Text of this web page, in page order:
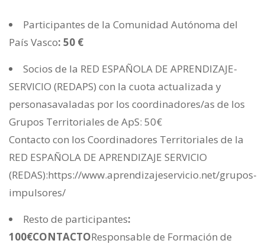
Participantes de la Comunidad Autónoma del
País Vasco: 50 €
Socios de la RED ESPAÑOLA DE APRENDIZAJE-
SERVICIO (REDAPS) con la cuota actualizada y
personasavaladas por los coordinadores/as de los
Grupos Territoriales de ApS: 50€
Contacto con los Coordinadores Territoriales de la
RED ESPAÑOLA DE APRENDIZAJE SERVICIO
(REDAS):https://www.aprendizajeservicio.net/grupos-
impulsores/
Resto de participantes:
100€CONTACTOResponsable de Formación de